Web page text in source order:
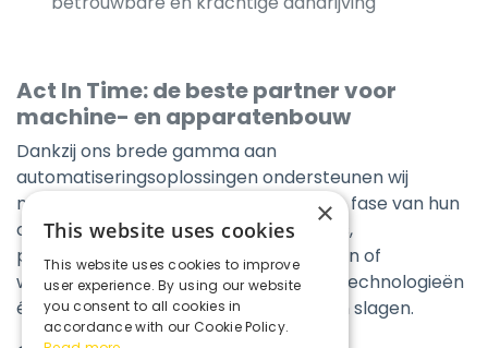
Act In Time: de beste partner voor
machine- en apparatenbouw
Dankzij ons brede gamma aan
automatiseringsoplossingen ondersteunen wij
machinebouwers en ingenieurs bij elke fase van hun
ontwikkeling. Of het nu gaat om robots,
portaalsystemen, grijpers, aandrijvingen of
wielaandrijvingen, wij bieden de beste technologieën
én de expertise om uw project te laten slagen.
×
This website uses cookies
This website uses cookies to improve
user experience. By using our website
you consent to all cookies in
accordance with our Cookie Policy.